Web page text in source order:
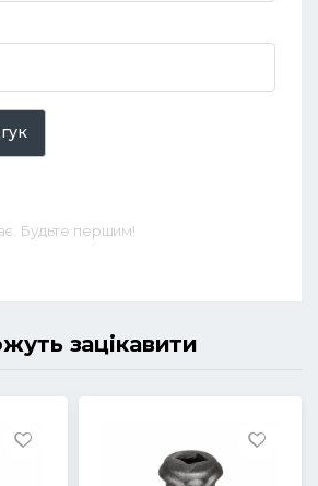
Будьте першим!
зацікавити